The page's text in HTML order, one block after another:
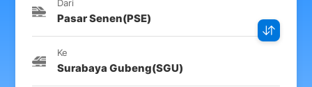
Dari
Pasar Senen(PSE)
Ke
Surabaya Gubeng(SGU)